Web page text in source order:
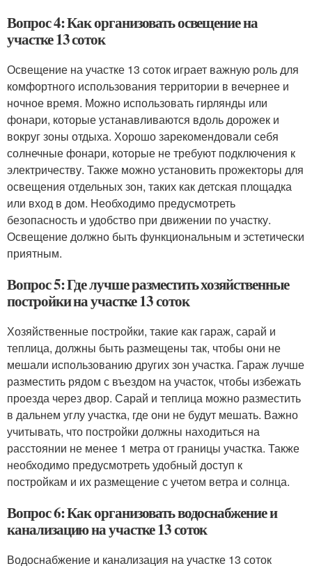
Вопрос 4: Как организовать освещение на
участке 13 соток
Освещение на участке 13 соток играет важную роль для
комфортного использования территории в вечернее и
ночное время. Можно использовать гирлянды или
фонари, которые устанавливаются вдоль дорожек и
вокруг зоны отдыха. Хорошо зарекомендовали себя
солнечные фонари, которые не требуют подключения к
электричеству. Также можно установить прожекторы для
освещения отдельных зон, таких как детская площадка
или вход в дом. Необходимо предусмотреть
безопасность и удобство при движении по участку.
Освещение должно быть функциональным и эстетически
приятным.
Вопрос 5: Где лучше разместить хозяйственные
постройки на участке 13 соток
Хозяйственные постройки, такие как гараж, сарай и
теплица, должны быть размещены так, чтобы они не
мешали использованию других зон участка. Гараж лучше
разместить рядом с въездом на участок, чтобы избежать
проезда через двор. Сарай и теплица можно разместить
в дальнем углу участка, где они не будут мешать. Важно
учитывать, что постройки должны находиться на
расстоянии не менее 1 метра от границы участка. Также
необходимо предусмотреть удобный доступ к
постройкам и их размещение с учетом ветра и солнца.
Вопрос 6: Как организовать водоснабжение и
канализацию на участке 13 соток
Водоснабжение и канализация на участке 13 соток